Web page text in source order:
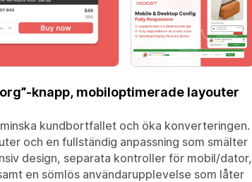
knapp, mobiloptimerade layouter
kundbortfallet och öka konverteringen.
och en fullständig anpassning som smälter
design, separata kontroller för mobil/dator,
en sömlös användarupplevelse som låter